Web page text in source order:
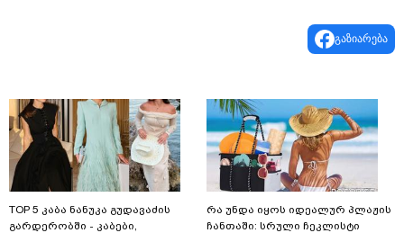
გაზიარება
TOP 5 კაბა ნანუკა გუდავაძის
გარდერობში - კაბები,
რა უნდა იყოს იდეალურ პლაჟის
ჩანთაში: სრული ჩეკლისტი